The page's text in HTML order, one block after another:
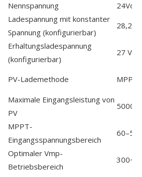
Nennspannung
24Vdc
Ladespannung mit konstanter
Spannung (konfigurierbar)
28,2
Erhaltungsladespannung
(konfigurierbar)
27 VDC
PV-Lademethode MPPT
Maximale Eingangsleistung von
PV
5000W
MPPT-
Eingangsspannungsbereich
Optimaler Vmp-
Betriebsbereich